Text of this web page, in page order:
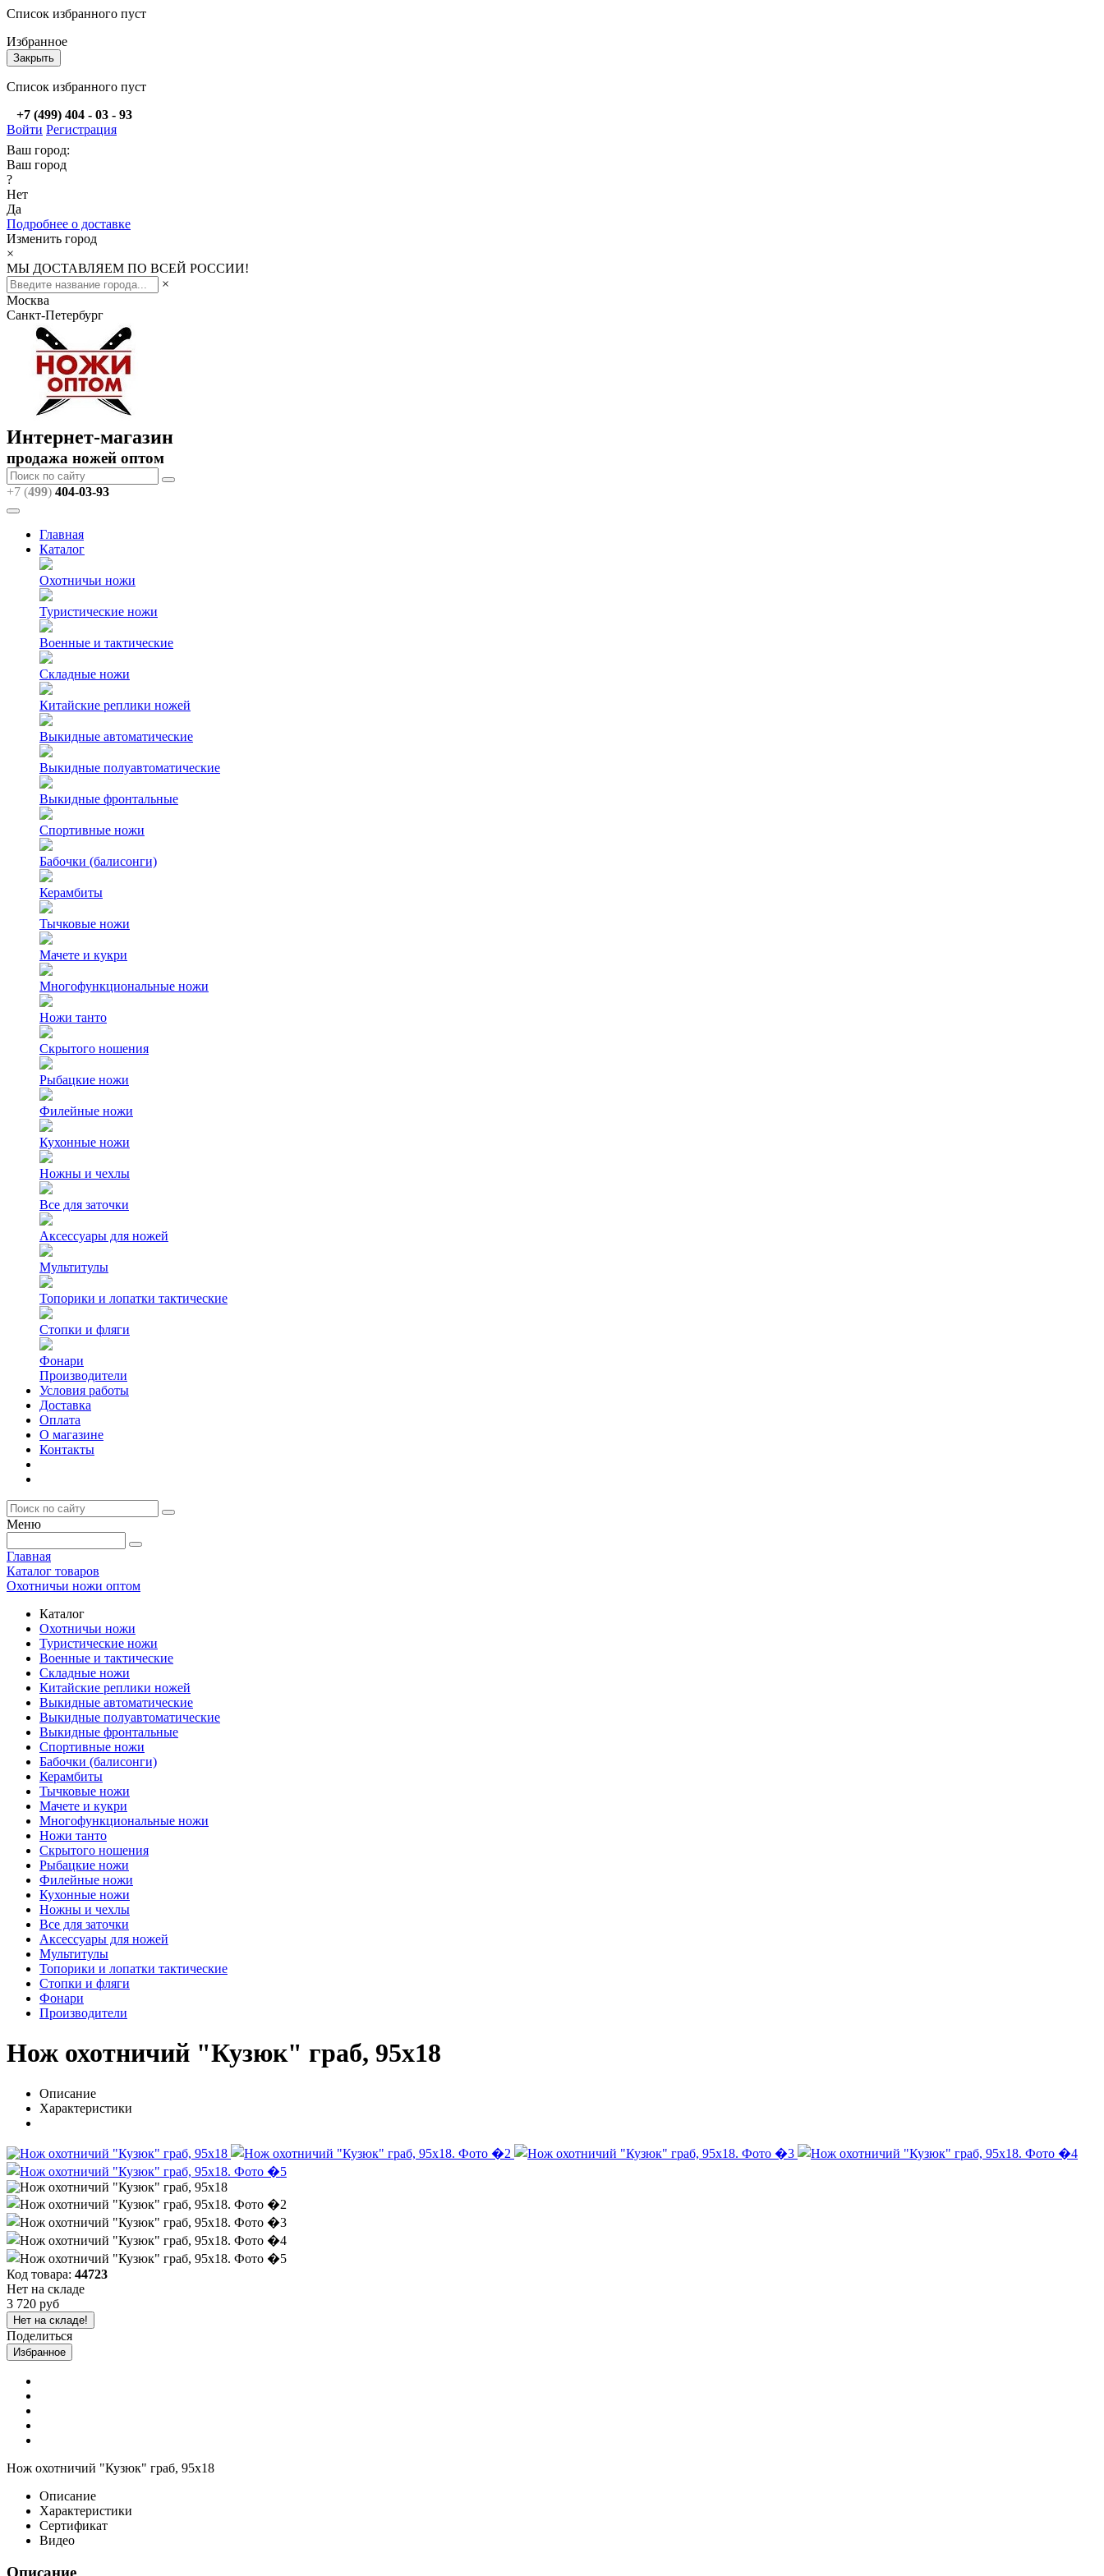
Список избранного пуст
Избранное
Закрыть
Список избранного пуст
+7 (499) 404 - 03 - 93
Войти Регистрация
Ваш город:
Ваш город
?
Нет
Да
Подробнее о доставке
Изменить город
×
МЫ ДОСТАВЛЯЕМ ПО ВСЕЙ РОССИИ!
×
Москва
Санкт-Петербург
Интернет-магазин
продажа ножей оптом
+7 (499) 404-03-93
Главная
Каталог
Охотничьи ножи
Туристические ножи
Военные и тактические
Складные ножи
Китайские реплики ножей
Выкидные автоматические
Выкидные полуавтоматические
Выкидные фронтальные
Спортивные ножи
Бабочки (балисонги)
Керамбиты
Тычковые ножи
Мачете и кукри
Многофункциональные ножи
Ножи танто
Скрытого ношения
Рыбацкие ножи
Филейные ножи
Кухонные ножи
Ножны и чехлы
Все для заточки
Аксессуары для ножей
Мультитулы
Топорики и лопатки тактические
Стопки и фляги
Фонари
Производители
Условия работы
Доставка
Оплата
О магазине
Контакты
Меню
Главная
Каталог товаров
Охотничьи ножи оптом
Каталог
Охотничьи ножи
Туристические ножи
Военные и тактические
Складные ножи
Китайские реплики ножей
Выкидные автоматические
Выкидные полуавтоматические
Выкидные фронтальные
Спортивные ножи
Бабочки (балисонги)
Керамбиты
Тычковые ножи
Мачете и кукри
Многофункциональные ножи
Ножи танто
Скрытого ношения
Рыбацкие ножи
Филейные ножи
Кухонные ножи
Ножны и чехлы
Все для заточки
Аксессуары для ножей
Мультитулы
Топорики и лопатки тактические
Стопки и фляги
Фонари
Производители
Нож охотничий "Кузюк" граб, 95х18
Описание
Характеристики
Код товара: 44723
Нет на складе
3 720 руб
Нет на складе!
Поделиться
Избранное
Нож охотничий "Кузюк" граб, 95х18
Описание
Характеристики
Сертификат
Видео
Описание